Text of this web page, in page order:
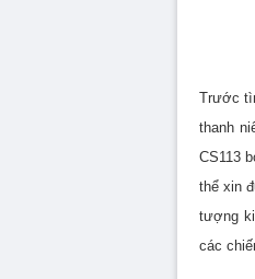
Trước
thanh
CS113
thể xin
tượng
các